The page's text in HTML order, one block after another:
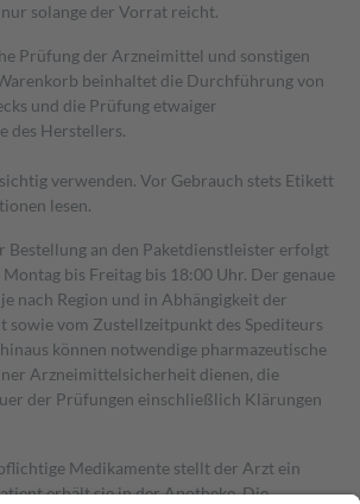
solange der Vorrat reicht.
Prüfung der Arzneimittel und sonstigen
beinhaltet die Durchführung von
und die Prüfung etwaiger
des Herstellers.
verwenden. Vor Gebrauch stets Etikett
lesen.
Bestellung an den Paketdienstleister erfolgt
bis Freitag bis 18:00 Uhr. Der genaue
nach Region und in Abhängigkeit der
vom Zustellzeitpunkt des Spediteurs
können notwendige pharmazeutische
Arzneimittelsicherheit dienen, die
der Prüfungen einschließlich Klärungen
Medikamente stellt der Arzt ein
erhält sie in der Apotheke. Die